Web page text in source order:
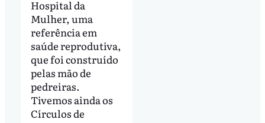
Hospital da
Mulher, uma
referência em
saúde reprodutiva,
que foi construído
pelas mão de
pedreiras.
Tivemos ainda os
Círculos de